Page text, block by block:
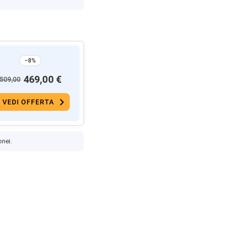
−8%
469,00 €
VEDI OFFERTA